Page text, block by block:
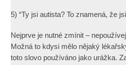
5) “Ty jsi autista? To znamená, že
Nejprve je nutné zmínit –
Možná to kdysi mělo nějaký
toto slovo používáno jako urážka.